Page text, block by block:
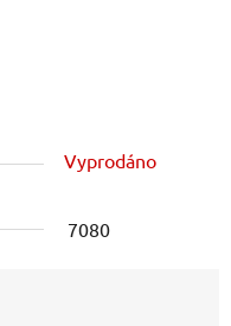
Vyprodáno
7080